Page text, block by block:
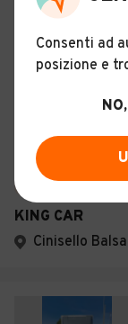
Diesel - Euro 5
Descrizione
KING CAR
Cinisello
Consenti ad
posizione e